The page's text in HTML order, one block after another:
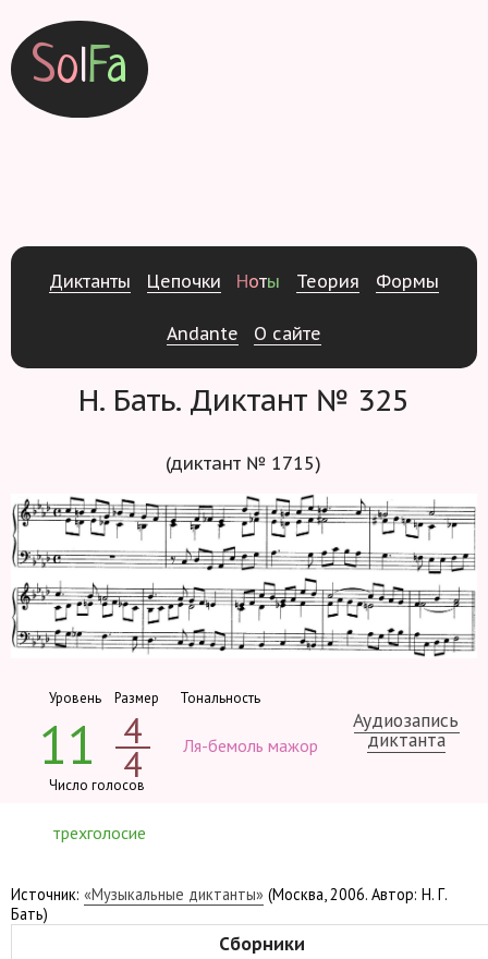
SolFa
Диктанты Цепочки Ноты Теория Формы
Andante О сайте
Н. Бать. Диктант № 325
(диктант № 1715)
Уровень
11
Размер
4
4
Тональность
Ля-бемоль мажор
Число голосов
трехголосие
Источник: «Музыкальные диктанты» (Москва, 2006. Автор: Н. Г.
Бать)
Аудиозапись
диктанта
Сборники